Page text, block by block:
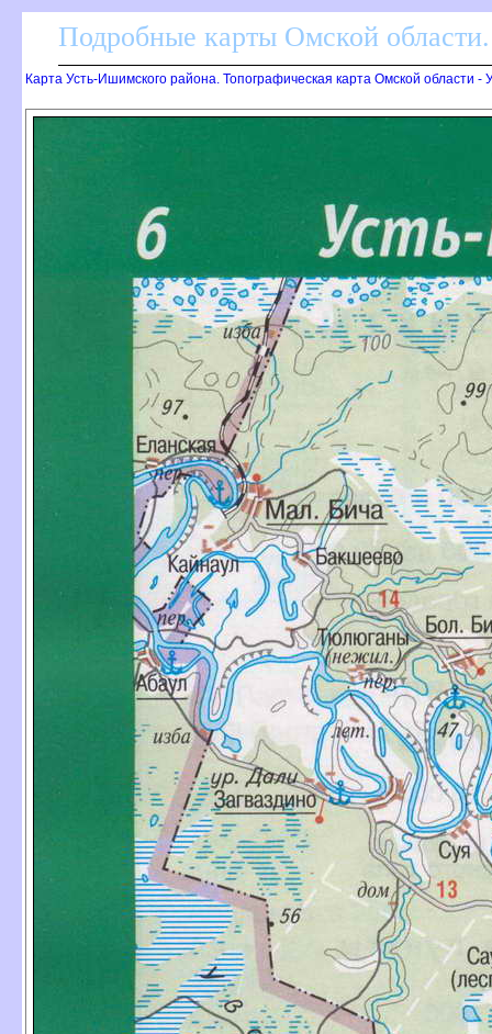
Подробные карты Омской
Карта Усть-Ишимского района. Топографическая карта Омской области -